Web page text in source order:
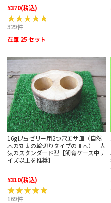
¥370(税込)
★★★★★
★★★★★
329件
在庫 25 セット
16g昆虫ゼリー用2つ穴エサ皿（自然
木の丸太の輪切りタイプの皿木）｜人
気のスタンダード型【飼育ケース中サ
イズ以上を推奨】
¥310(税込)
★★★★★
★★★★★
169件